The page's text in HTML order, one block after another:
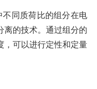
同质荷比的组分在电
离的技术。通过组分的
，可以进行定性和定量